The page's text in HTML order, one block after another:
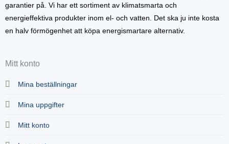
garantier på. Vi har ett sortiment av klimatsmarta och
energieffektiva produkter inom el- och vatten. Det ska ju inte kosta
en halv förmögenhet att köpa energismartare alternativ.
Mitt konto
Mina beställningar
Mina uppgifter
Mitt konto